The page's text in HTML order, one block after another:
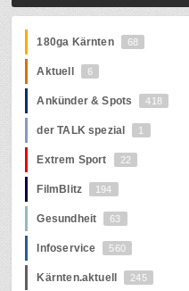
180ga Kärnten 68
Aktuell 6
Ankünder & Spots 418
der TALK spezial 1
Extrem Sport 22
FilmBlitz 194
Gesundheit 63
Infoservice 560
Kärnten.aktuell 245